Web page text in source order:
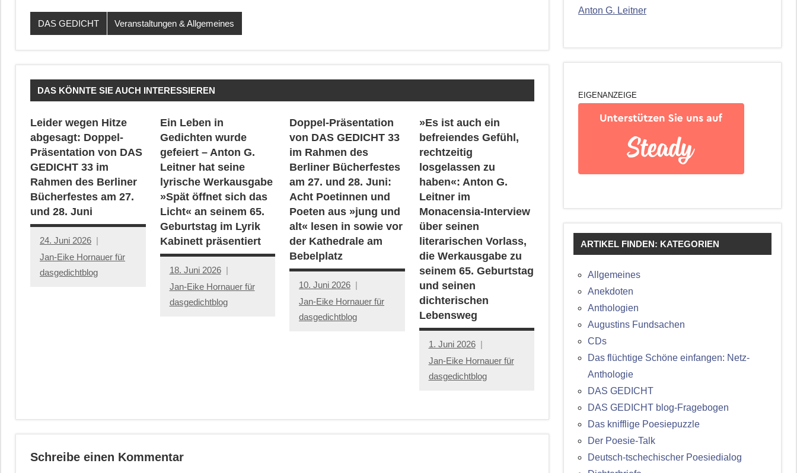
DAS GEDICHT Veranstaltungen & Allgemeines
DAS KÖNNTE SIE AUCH INTERESSIEREN
Leider wegen Hitze
abgesagt: Doppel-
Präsentation von DAS
GEDICHT 33 im
Rahmen des Berliner
Bücherfestes am 27.
und 28. Juni
24. Juni 2026
Jan-Eike Hornauer für
dasgedichtblog
Ein Leben in
Gedichten wurde
gefeiert – Anton G.
Leitner hat seine
lyrische Werkausgabe
»Spät öffnet sich das
Licht« an seinem 65.
Geburtstag im Lyrik
Kabinett präsentiert
18. Juni 2026
Jan-Eike Hornauer für
dasgedichtblog
Doppel-Präsentation
von DAS GEDICHT 33
im Rahmen des
Berliner Bücherfestes
am 27. und 28. Juni:
Acht Poetinnen und
Poeten aus »jung und
alt« lesen in sowie vor
der Kathedrale am
Bebelplatz
10. Juni 2026
Jan-Eike Hornauer für
dasgedichtblog
»Es ist auch ein
befreiendes Gefühl,
rechtzeitig
losgelassen zu
haben«: Anton G.
Leitner im
Monacensia-Interview
über seinen
literarischen Vorlass,
die Werkausgabe zu
seinem 65. Geburtstag
und seinen
dichterischen
Lebensweg
1. Juni 2026
Jan-Eike Hornauer für
dasgedichtblog
Schreibe einen Kommentar
Anton G. Leitner
EIGENANZEIGE
ARTIKEL FINDEN: KATEGORIEN
Allgemeines
Anekdoten
Anthologien
Augustins Fundsachen
CDs
Das flüchtige Schöne einfangen: Netz-
Anthologie
DAS GEDICHT
DAS GEDICHT blog-Fragebogen
Das knifflige Poesiepuzzle
Der Poesie-Talk
Deutsch-tschechischer Poesiedialog